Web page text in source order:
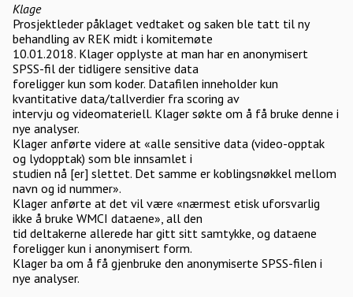
Klage
Prosjektleder påklaget vedtaket og saken ble tatt til ny
behandling av REK midt i komitemøte
10.01.2018. Klager opplyste at man har en anonymisert
SPSS-fil der tidligere sensitive data
foreligger kun som koder. Datafilen inneholder kun
kvantitative data/tallverdier fra scoring av
intervju og videomateriell. Klager søkte om å få bruke denne i
nye analyser.
Klager anførte videre at «alle sensitive data (video-opptak
og lydopptak) som ble innsamlet i
studien nå [er] slettet. Det samme er koblingsnøkkel mellom
navn og id nummer».
Klager anførte at det vil være «nærmest etisk uforsvarlig
ikke å bruke WMCI dataene», all den
tid deltakerne allerede har gitt sitt samtykke, og dataene
foreligger kun i anonymisert form.
Klager ba om å få gjenbruke den anonymiserte SPSS-filen i
nye analyser.